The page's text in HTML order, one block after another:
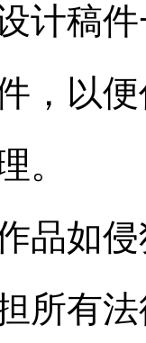
稿件
，以
。
如侵
所有